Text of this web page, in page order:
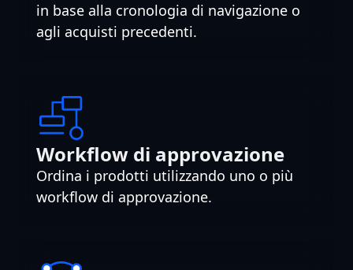
in base alla cronologia di navigazione o
agli acquisti precedenti.
Workflow di approvazione
Ordina i prodotti utilizzando uno o più
workflow di approvazione.